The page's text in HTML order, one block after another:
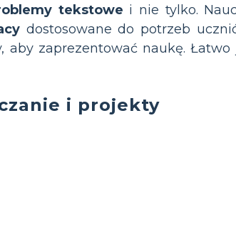
tekstowe i nie tylko.
dostosowane do potrzeb
zaprezentować naukę.
i projekty